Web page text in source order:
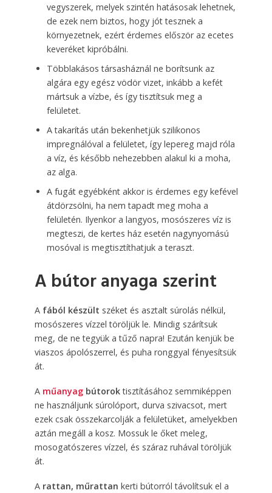
vegyszerek, melyek szintén hatásosak lehetnek,
de ezek nem biztos, hogy jót tesznek a
környezetnek, ezért érdemes először az ecetes
keveréket kipróbálni.
Többlakásos társasháznál ne borítsunk az
algára egy egész vödör vizet, inkább a kefét
mártsuk a vízbe, és így tisztítsuk meg a
felületet.
A takarítás után bekenhetjük szilikonos
impregnálóval a felületet, így lepereg majd róla
a víz, és később nehezebben alakul ki a moha,
az alga.
A fugát egyébként akkor is érdemes egy kefével
átdörzsölni, ha nem tapadt meg moha a
felületén. Ilyenkor a langyos, mosószeres víz is
megteszi, de kertes ház esetén nagynyomású
mosóval is megtisztíthatjuk a teraszt.
A bútor anyaga szerint
A fából készült széket és asztalt súrolás nélkül,
mosószeres vízzel töröljük le. Mindig szárítsuk
meg, de ne tegyük a tűző napra! Ezután kenjük be
viaszos ápolószerrel, és puha ronggyal fényesítsük
át.
Aműanyagbútoroktisztításához semmiképpen
ne használjunk súrolóport, durva szivacsot, mert
ezek csak összekarcolják a felületüket, amelyekben
aztán megáll a kosz. Mossuk le őket meleg,
mosogatószeres vízzel, és száraz ruhával töröljük
át.
A rattan, műrattan kerti bútorról távolítsuk el a